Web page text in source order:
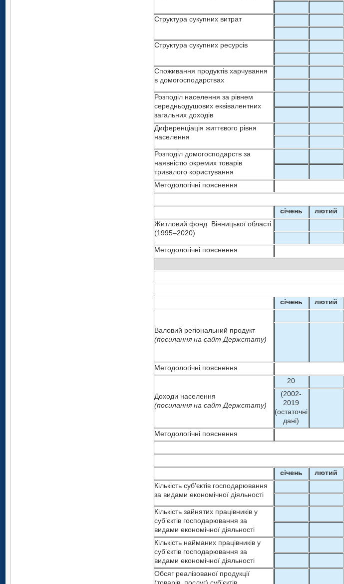
Структура сукупних витрат
Структура сукупних ресурсів
Споживання продуктів харчування
в домогосподарствах
Розподіл населення за рівнем
середньодушових еквівалентних
загальних доходів
Диференціація життєвого рівня
населення
Розподіл домогосподарств за
наявністю окремих товарів
тривалого користування
Методологічні пояснення
січень
лютий
Житловий фонд Вінницької області
(1995–2020)
Методологічні пояснення
січень
лютий
Валовий регіональний продукт
(посилання на сайт Держстату)
Методологічні пояснення
Доходи населення
(посилання на сайт Держстату)
20
(2002-
2019
(остаточні
дані)
Методологічні пояснення
січень
лютий
Кількість суб’єктів господарювання
за видами економічної діяльності
Кількість зайнятих працівників у
суб’єктів господарювання за
видами економічної діяльності
Кількість найманих працівників у
суб’єктів господарювання за
видами економічної діяльності
Обсяг реалізованої продукції